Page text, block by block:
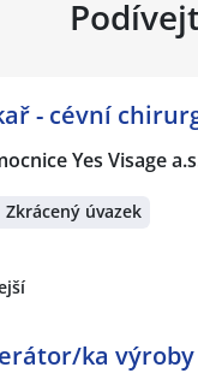
- cévní
Yes Visage
Zkrácený úvazek
ka